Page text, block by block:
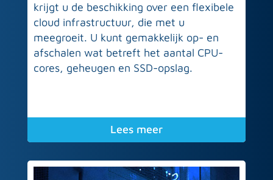
krijgt u de beschikking over een flexibele
cloud infrastructuur, die met u
meegroeit. U kunt gemakkelijk op- en
afschalen wat betreft het aantal CPU-
cores, geheugen en SSD-opslag.
Lees meer